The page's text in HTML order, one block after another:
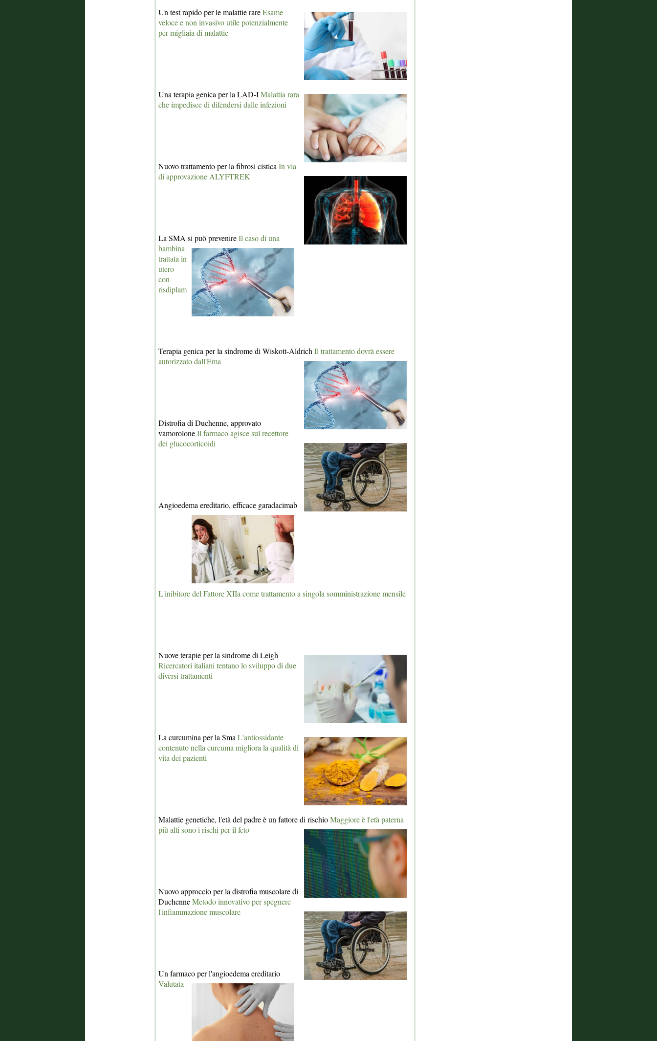
Un test rapido per le malattie rareEsame
veloce e non invasivo utile potenzialmente
per migliaia di malattie
Una terapia genica per la LAD-IMalattia rara
che impedisce di difendersi dalle infezioni
Nuovo trattamento per la fibrosi cistica In via
di approvazione ALYFTREK
La SMA si può prevenireIl caso di una
bambina
trattata in
utero
con
risdiplam
Terapia genica per la sindrome di Wiskott-Aldrich Il trattamento dovrà essere
autorizzato dall'Ema
Distrofia di Duchenne, approvato
vamoroloneIl farmaco agisce sul recettore
dei glucocorticoidi
Angioedema ereditario, efficace garadacimab
L'inibitore del Fattore XIIa come trattamento a singola somministrazione mensile
Nuove terapie per la sindrome di Leigh
Ricercatori italiani tentano lo sviluppo di due
diversi trattamenti
La curcumina per la Sma L'antiossidante
contenuto nella curcuma migliora la qualità di
vita dei pazienti
Malattie genetiche, l'età del padre è un fattore di rischioMaggiore è l'età paterna
più alti sono i rischi per il feto
Nuovo approccio per la distrofia muscolare di
DuchenneMetodo innovativo per spegnere
l'infiammazione muscolare
Un farmaco per l'angioedema ereditario
Valutata